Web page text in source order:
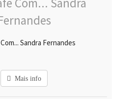
Sandra Fernandes
Mais info